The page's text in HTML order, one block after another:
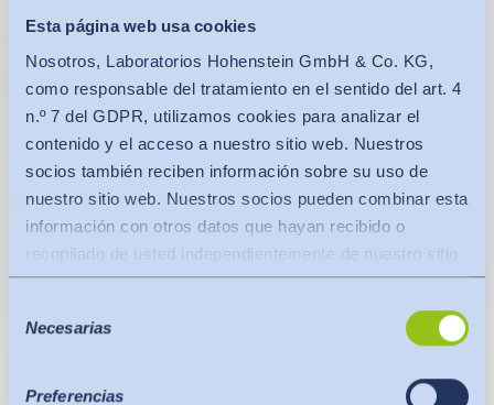
Esta página web usa cookies
Nosotros, Laboratorios Hohenstein GmbH & Co. KG,
como responsable del tratamiento en el sentido del art. 4
n.º 7 del GDPR, utilizamos cookies para analizar el
contenido y el acceso a nuestro sitio web. Nuestros
socios también reciben información sobre su uso de
nuestro sitio web. Nuestros socios pueden combinar esta
información con otros datos que hayan recibido o
recopilado de usted independientemente de nuestro sitio
web.
organización internacional. En este caso se tiene en
UE. Ésta establece que se trata de un tercer país seguro
deNecesarias
Preferencias